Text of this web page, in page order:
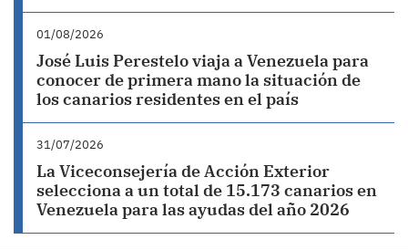
01/08/2026
José Luis Perestelo viaja a Venezuela para
conocer de primera mano la situación de
los canarios residentes en el país
31/07/2026
La Viceconsejería de Acción Exterior
selecciona a un total de 15.173 canarios en
Venezuela para las ayudas del año 2026